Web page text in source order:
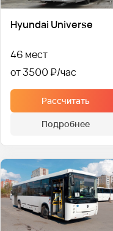
Hyundai Universe
46 мест
от 3500 ₽
Рассчитать
Подробнее